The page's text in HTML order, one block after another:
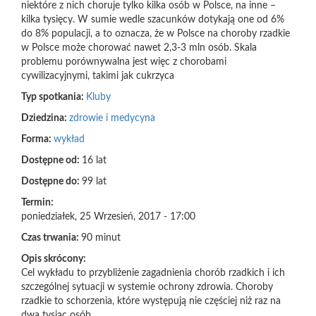
niektóre z nich choruje tylko kilka osób w Polsce, na inne –
kilka tysięcy. W sumie wedle szacunków dotykają one od 6%
do 8% populacji, a to oznacza, że w Polsce na choroby rzadkie
w Polsce może chorować nawet 2,3-3 mln osób. Skala
problemu porównywalna jest więc z chorobami
cywilizacyjnymi, takimi jak cukrzyca
Typ spotkania: Kluby
Dziedzina: zdrowie i medycyna
Forma: wykład
Dostępne od: 16 lat
Dostępne do: 99 lat
Termin:
poniedziałek, 25 Wrzesień, 2017 - 17:00
Czas trwania: 90 minut
Opis skrócony:
Cel wykładu to przybliżenie zagadnienia chorób rzadkich i ich
szczególnej sytuacji w systemie ochrony zdrowia. Choroby
rzadkie to schorzenia, które występują nie częściej niż raz na